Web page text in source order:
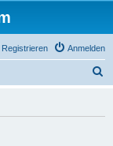
Anmelden
Registrieren